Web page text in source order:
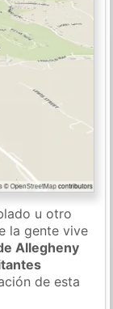
u otro
la gente vive
Allegheny
de esta